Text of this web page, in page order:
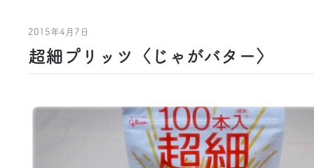
2015年4月7日
超細プリッツ〈じゃがバター〉